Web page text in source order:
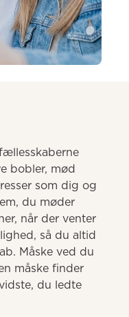
bobler, mød
som dig og
du møder
når der venter
så du altid
Måske ved du
måske finder
du ledte